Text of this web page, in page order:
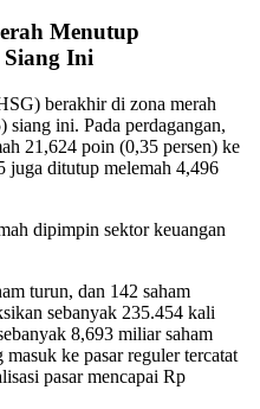
Menutup
Siang Ini
berakhir di zona merah
siang ini. Pada perdagangan,
21,624 poin (0,35 persen) ke
juga ditutup melemah 4,496
dipimpin sektor keuangan
turun, dan 142 saham
sebanyak 235.454 kali
8,693 miliar saham
ke pasar reguler tercatat
pasar mencapai Rp